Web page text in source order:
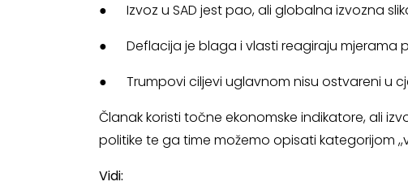
● Izvoz u SAD jest pao, ali globalna izvozna
● Deflacija je blaga i vlasti reagiraju mjerama
● Trumpovi ciljevi uglavnom nisu ostvareni u
Članak koristi točne ekonomske indikatore, ali
politike te ga time možemo opisati kategorijom
Vidi: